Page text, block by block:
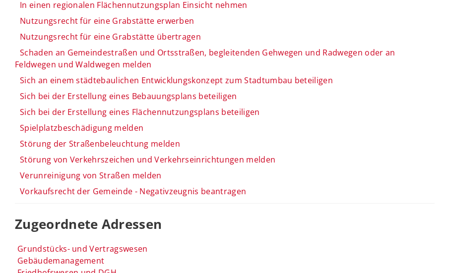
In einen regionalen Flächennutzungsplan Einsicht nehmen
Nutzungsrecht für eine Grabstätte erwerben
Nutzungsrecht für eine Grabstätte übertragen
Schaden an Gemeindestraßen und Ortsstraßen, begleitenden Gehwegen und Radwegen oder an
Feldwegen und Waldwegen melden
Sich an einem städtebaulichen Entwicklungskonzept zum Stadtumbau beteiligen
Sich bei der Erstellung eines Bebauungsplans beteiligen
Sich bei der Erstellung eines Flächennutzungsplans beteiligen
Spielplatzbeschädigung melden
Störung der Straßenbeleuchtung melden
Störung von Verkehrszeichen und Verkehrseinrichtungen melden
Verunreinigung von Straßen melden
Vorkaufsrecht der Gemeinde - Negativzeugnis beantragen
Zugeordnete Adressen
Grundstücks- und Vertragswesen
Gebäudemanagement